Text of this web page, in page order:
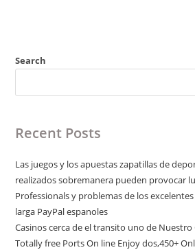
Search
Recent Posts
Las juegos y los apuestas zapatillas de
realizados sobremanera pueden provocar
Professionals y problemas de los
larga PayPal espanoles
Casinos cerca de el transito uno de Nuestro
Totally free Ports On line Enjoy dos,450+